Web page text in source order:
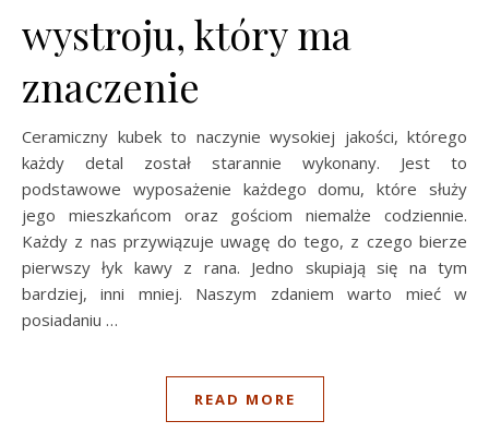
wystroju, który ma
znaczenie
Ceramiczny kubek to naczynie wysokiej jakości, którego
każdy detal został starannie wykonany. Jest to
podstawowe wyposażenie każdego domu, które służy
jego mieszkańcom oraz gościom niemalże codziennie.
Każdy z nas przywiązuje uwagę do tego, z czego bierze
pierwszy łyk kawy z rana. Jedno skupiają się na tym
bardziej, inni mniej. Naszym zdaniem warto mieć w
posiadaniu …
READ MORE